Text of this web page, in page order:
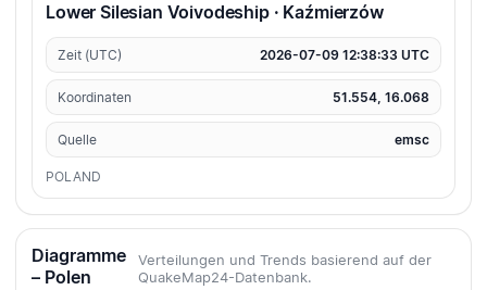
Lower Silesian Voivodeship · Kaźmierzów
Zeit (UTC) 2026-07-09 12:38:33 UTC
Koordinaten 51.554, 16.068
Quelle emsc
POLAND
Diagramme
– Polen
Verteilungen und Trends basierend auf der
QuakeMap24-Datenbank.